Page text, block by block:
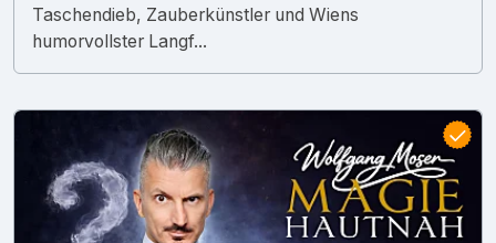
Taschendieb, Zauberkünstler und Wiens
humorvollster Langf...